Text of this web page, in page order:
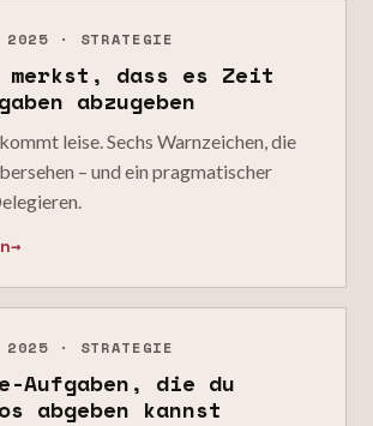
· STRATEGIE
merkst, dass es Zeit
abzugeben
leise. Sechs Warnzeichen, die
– und ein pragmatischer
→
· STRATEGIE
Aufgaben, die du
abgeben kannst